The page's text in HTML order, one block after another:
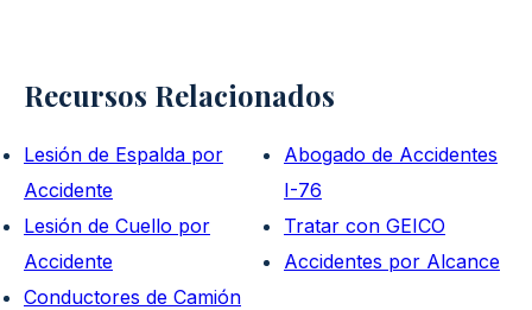
Recursos Relacionados
Lesión de Espalda por
Accidente
Lesión de Cuello por
Accidente
Conductores de Camión
Abogado de Accidentes
I-76
Tratar con GEICO
Accidentes por Alcance